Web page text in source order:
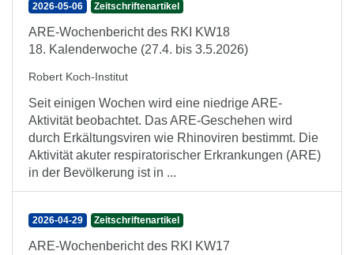
2026-05-06 Zeitschriftenartikel
ARE-Wochenbericht des RKI KW18
18. Kalenderwoche (27.4. bis 3.5.2026)
Robert Koch-Institut
Seit einigen Wochen wird eine niedrige ARE-
Aktivität beobachtet. Das ARE-Geschehen wird
durch Erkältungsviren wie Rhinoviren bestimmt. Die
Aktivität akuter respiratorischer Erkrankungen (ARE)
in der Bevölkerung ist in ...
2026-04-29 Zeitschriftenartikel
ARE-Wochenbericht des RKI KW17